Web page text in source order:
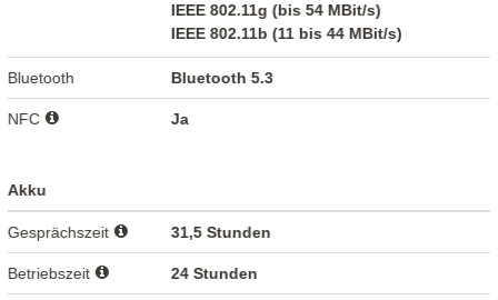
IEEE 802.11g (bis 54 MBit/s)
IEEE 802.11b (11 bis 44 MBit/s)
Bluetooth Bluetooth 5.3
NFC Ja
Akku
Gesprächszeit 31,5 Stunden
Betriebszeit 24 Stunden